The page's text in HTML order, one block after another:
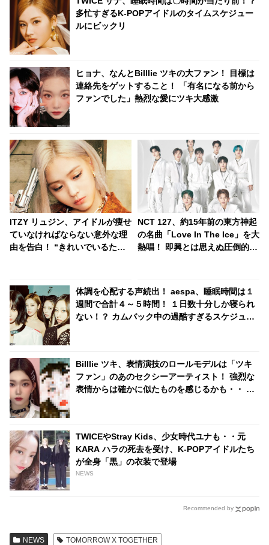
多忙すぎるK-POPアイドルのタイムスケジュー
ルにビックリ
ヒョナ、なんとBilllie ツキの大ファン！ 目標は
連絡先をゲットすること！ 「有名になる前から
ファンでした」熱烈な愛にツキ大感激
ITZY リュジン、アイドルが痩せ
ていなければならない意外な理
由を告白！ “きれいでいるため”
NCT 127、約15年前の東方神起
の名曲「Love In The Ice」を大
熱唱！ 即興とは思えぬ圧倒的な
体調を心配する声続出！ aespa、睡眠時間は１
週間で合計４～５時間！ １日数十分しか寝られ
ない！？ カムバック中の過酷すぎるスケジュー
Billlie ツキ、表情演技のロールモデルは「ツキ
ファン」のあのセクシーアーティスト！ 強烈な
表情からは確かに似たものを感じるかも・・ 相
TWICEやStray Kids、少女時代ユナも・・元
KARA ハラの死去を受け、K-POPアイドルたち
が全身「黒」の衣装で登場
NEWS
Recommended by
NEWS TOMORROW X TOGETHER